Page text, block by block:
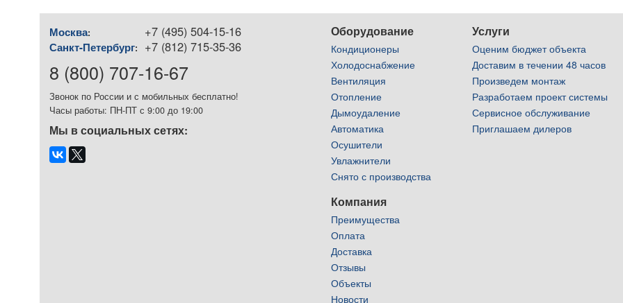
Москва: +7 (495) 504-15-16
Санкт-Петербург: +7 (812) 715-35-36
8 (800) 707-16-67
Звонок по России и с мобильных бесплатно!
Часы работы: ПН-ПТ с 9:00 до 19:00
Мы в социальных сетях:
Оборудование
Кондиционеры
Холодоснабжение
Вентиляция
Отопление
Дымоудаление
Автоматика
Осушители
Увлажнители
Снято с производства
Компания
Преимущества
Оплата
Доставка
Отзывы
Объекты
Новости
Услуги
Оценим бюджет объекта
Доставим в течении 48 часов
Произведем монтаж
Разработаем проект системы
Сервисное обслуживание
Приглашаем дилеров